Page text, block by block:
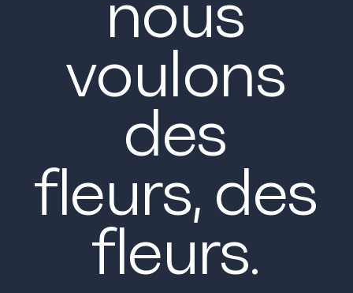
voulons
des
fleurs, des
fleurs.